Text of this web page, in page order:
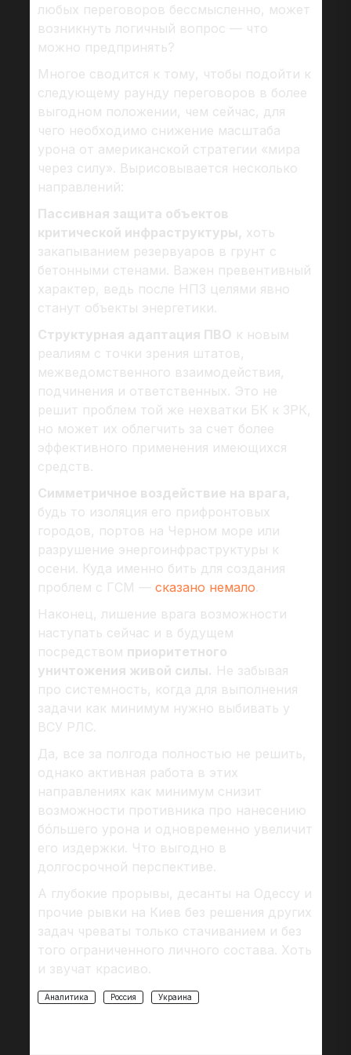
любых переговоров бессмысленно, может
возникнуть логичный вопрос — что
можно предпринять?
Многое сводится к тому, чтобы подойти к
следующему раунду переговоров в более
выгодном положении, чем сейчас, для
чего необходимо снижение масштаба
урона от американской стратегии «мира
через силу». Вырисовывается несколько
направлений:
Пассивная защита объектов
критической инфраструктуры, хоть
закапыванием резервуаров в грунт с
бетонными стенами. Важен превентивный
характер, ведь после НПЗ целями явно
станут объекты энергетики.
Структурная адаптация ПВО к новым
реалиям с точки зрения штатов,
межведомственного взаимодействия,
подчинения и ответственных. Это не
решит проблем той же нехватки БК к ЗРК,
но может их облегчить за счет более
эффективного применения имеющихся
средств.
Симметричное воздействие на врага,
будь то изоляция его прифронтовых
городов, портов на Черном море или
разрушение энергоинфраструктуры к
осени. Куда именно бить для создания
проблем с ГСМ — сказано немало.
Наконец, лишение врага возможности
наступать сейчас и в будущем
посредством приоритетного
уничтожения живой силы. Не забывая
про системность, когда для выполнения
задачи как минимум нужно выбивать у
ВСУ РЛС.
Да, все за полгода полностью не решить,
однако активная работа в этих
направлениях как минимум снизит
возможности противника про нанесению
бóльшего урона и одновременно увеличит
его издержки. Что выгодно в
долгосрочной перспективе.
А глубокие прорывы, десанты на Одессу и
прочие рывки на Киев без решения других
задач чреваты только стачиванием и без
того ограниченного личного состава. Хоть
и звучат красиво.
Аналитика Россия Украина